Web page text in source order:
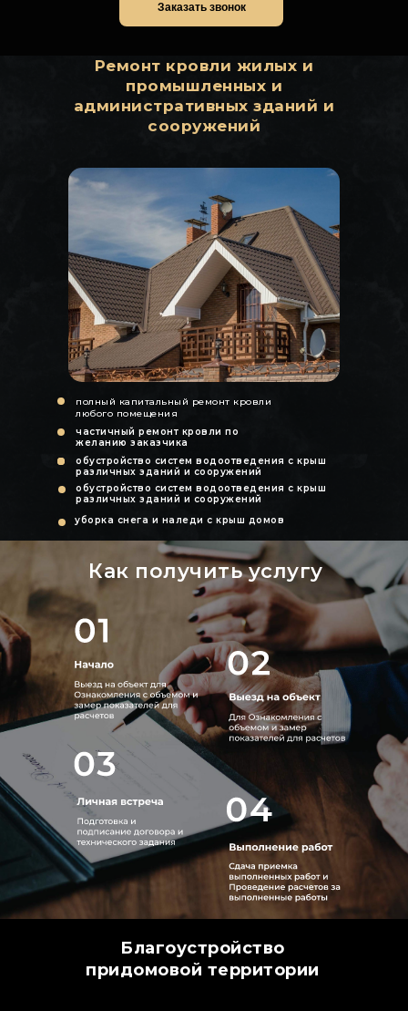
Заказать звонок
Ремонт кровли жилых и
промышленных и
административных зданий и
сооружений
полный капитальный ремонт кровли
любого помещения
частичный ремонт кровли по
желанию заказчика
обустройство систем водоотведения с крыш
различных зданий и сооружений
обустройство систем водоотведения с крыш
различных зданий и сооружений
уборка снега и наледи с крыш домов
Как получить услугу
Благоустройство
придомовой территории